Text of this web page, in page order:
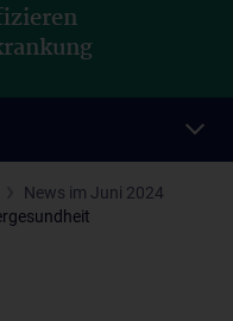
News im Juni 2024